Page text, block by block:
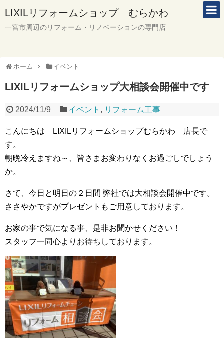
LIXILリフォームショップ むらかわ
一宮市周辺のリフォーム・リノベーションの専門店
ホーム イベント
LIXILリフォームショップ大相談会開催中です
2024/11/9 イベント , リフォーム工事
こんにちは LIXILリフォームショップむらかわ 店長で
す。
朝晩冷えますね～、皆さまお変わりなくお過ごしでしょう
か。
さて、今日と明日の２日間 弊社では大相談会開催中です。
ささやかですがプレゼントもご用意しております。
お家の事で気になる事、是非お聞かせください！
スタッフ一同心よりお待ちしております。